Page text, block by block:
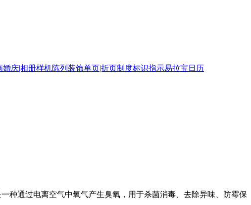
婚庆|相册样机陈列装饰单页|折页制度标识指示易拉宝 日历
种通过电离空气中氧气产生臭氧，用于杀菌消毒、去除异味、防霉保